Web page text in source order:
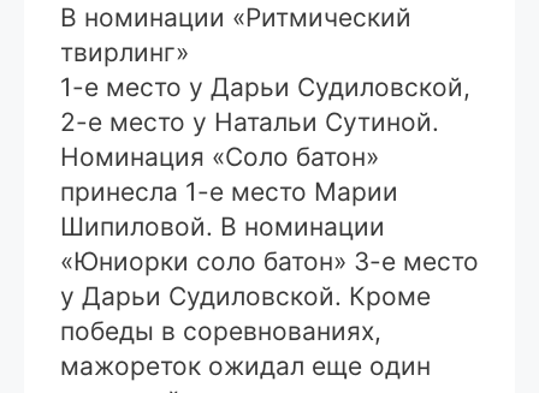
В номинации «Ритмический
твирлинг»
1-е место у Дарьи Судиловской,
2-е место у Натальи Сутиной.
Номинация «Соло батон»
принесла 1-е место Марии
Шипиловой. В номинации
«Юниорки соло батон» 3-е место
у Дарьи Судиловской. Кроме
победы в соревнованиях,
мажореток ожидал еще один